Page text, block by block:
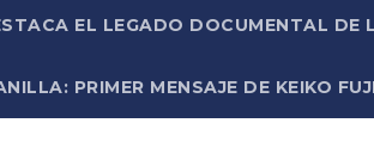
EL LEGADO DOCUMENTAL DE
PRIMER MENSAJE DE KEIKO